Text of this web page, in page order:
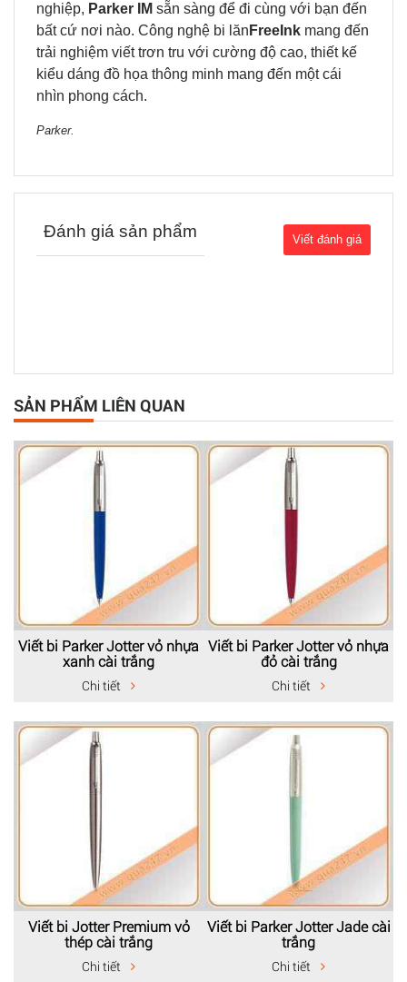
nghiệp, Parker IM sẵn sàng để đi cùng với bạn đến
bất cứ nơi nào. Công nghệ bi lăn FreeInk mang đến
trải nghiệm viết trơn tru với cường độ cao, thiết kế
kiểu dáng đồ họa thông minh mang đến một cái
nhìn phong cách.
Parker.
Đánh giá sản phẩm
SẢN PHẨM LIÊN QUAN
Viết bi Parker Jotter vỏ nhựa
xanh cài trắng
Chi tiết
Viết bi Parker Jotter vỏ nhựa
đỏ cài trắng
Chi tiết
Viết bi Jotter Premium vỏ
thép cài trắng
Chi tiết
Viết bi Parker Jotter Jade cài
trắng
Chi tiết